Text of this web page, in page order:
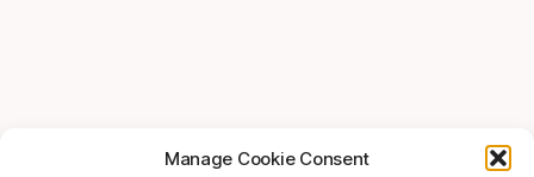
Manage Cookie Consent